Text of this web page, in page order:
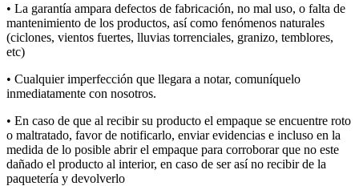
• La garantía ampara defectos de fabricación, no mal uso, o falta de
mantenimiento de los productos, así como fenómenos naturales
(ciclones, vientos fuertes, lluvias torrenciales, granizo, temblores,
etc)
• Cualquier imperfección que llegara a notar, comuníquelo
inmediatamente con nosotros.
• En caso de que al recibir su producto el empaque se encuentre roto
o maltratado, favor de notificarlo, enviar evidencias e incluso en la
medida de lo posible abrir el empaque para corroborar que no este
dañado el producto al interior, en caso de ser así no recibir de la
paquetería y devolverlo